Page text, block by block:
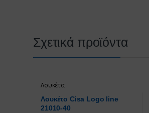
Σχετικά προϊόντα
Λουκέτα
Λουκέτο Cisa Logo line
21010-40